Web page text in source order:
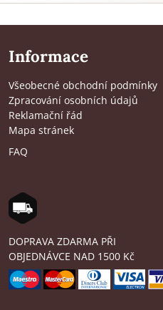
Informace
Všeobecné obchodní podmínky
Zpracování osobních údajů
Reklamační řád
Mapa stránek
FAQ
DOPRAVA ZDARMA PŘI
OBJEDNÁVCE NAD 1500 Kč